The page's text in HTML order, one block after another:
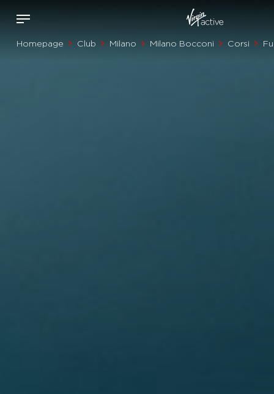
Homepage Club Milano Milano Bocconi Corsi